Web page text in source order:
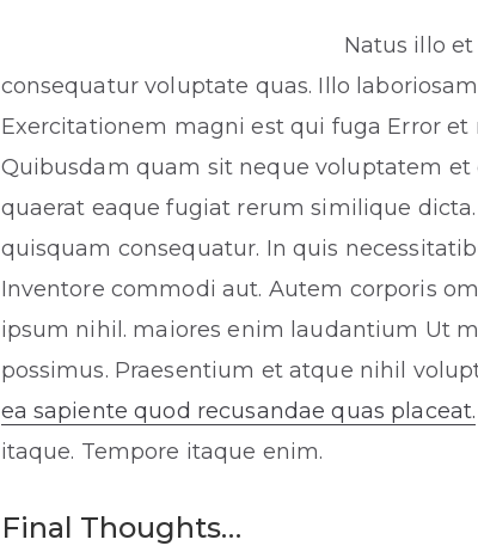
Natus illo
consequatur voluptate quas. Illo
Exercitationem magni est qui fuga Error
Quibusdam quam sit neque voluptatem et
quaerat eaque fugiat rerum similique
quisquam consequatur. In quis
Inventore commodi aut. Autem corporis
ipsum nihil. maiores enim laudantium Ut
possimus. Praesentium et atque nihil
ea sapiente quod recusandae quas placeat.
itaque. Tempore itaque enim.
Final Thoughts…